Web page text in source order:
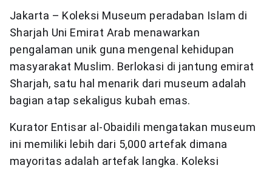
Jakarta – Koleksi Museum peradaban Islam di
Sharjah Uni Emirat Arab menawarkan
pengalaman unik guna mengenal kehidupan
masyarakat Muslim. Berlokasi di jantung emirat
Sharjah, satu hal menarik dari museum adalah
bagian atap sekaligus kubah emas.
Kurator Entisar al-Obaidili mengatakan museum
ini memiliki lebih dari 5,000 artefak dimana
mayoritas adalah artefak langka. Koleksi